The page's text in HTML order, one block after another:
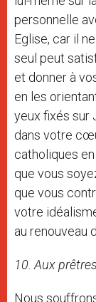
personnelle
Eglise, car il
seul peut
et donner à
en les
yeux fixés sur
dans votre
catholiques
que vous
que vous
votre
au renouveau
10. Aux
Nous